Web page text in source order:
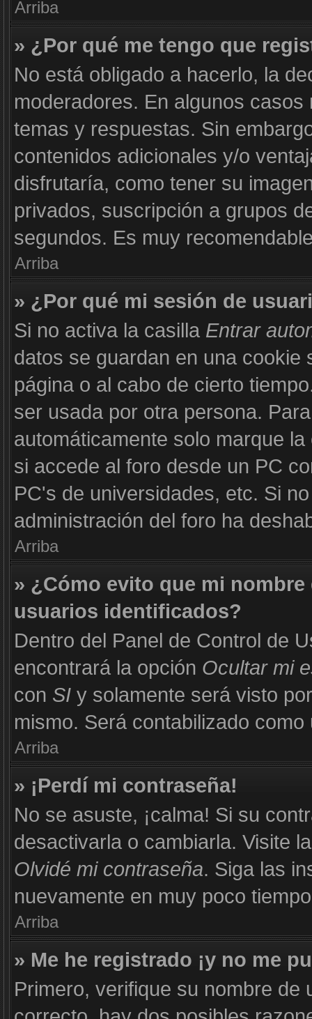
Arriba
» ¿Por qué me tengo que
No está obligado a hacerlo, la
moderadores. En algunos
temas y respuestas. Sin
contenidos adicionales y/o
disfrutaría, como tener su
privados, suscripción a grupos
segundos. Es muy
Arriba
» ¿Por qué mi sesión de
Si no activa la casilla Entrar
datos se guardan en una cookie
página o al cabo de cierto
ser usada por otra persona.
automáticamente solo marque
si accede al foro desde un PC
PC's de universidades, etc. Si
administración del foro ha
Arriba
» ¿Cómo evito que mi
usuarios identificados?
Dentro del Panel de Control de
encontrará la opción Ocultar mi
con SI y solamente será visto
mismo. Será contabilizado
Arriba
» ¡Perdí mi contraseña!
No se asuste, ¡calma! Si su
desactivarla o cambiarla. Visite
Olvidé mi contraseña. Siga las
nuevamente en muy poco
Arriba
» Me he registrado ¡y no me
Primero, verifique su nombre